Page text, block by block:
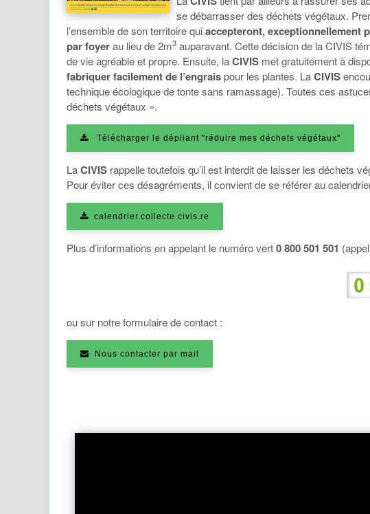
se débarrasser des déchets végétaux.
l’ensemble de son territoire quiaccepteront, exceptionnellement
par foyerau lieu de 2m3 auparavant. Cette décision de la CIVIS
de vie agréable et propre. Ensuite, laCIVIS met gratuitement à
fabriquer facilement de l’engraispour les plantes. LaCIVIS
technique écologique de tonte sans ramassage). Toutes ces
déchets végétaux ».
Télécharger le dépliant "réduire mes déchets végétaux"
LaCIVIS rappelle toutefois qu’il est interdit de laisser les déchets
Pour éviter ces désagréments, il convient de se référer au
calendrier.collecte.civis.re
Plus d’informations en appelant le numéro vert0 800 501 501
ou sur notre formulaire de contact :
Nous contacter par mail